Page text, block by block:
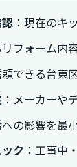
：現在のキ
フォーム内
頼できる台東
：メーカーや
への影響を最
ク ：工事中